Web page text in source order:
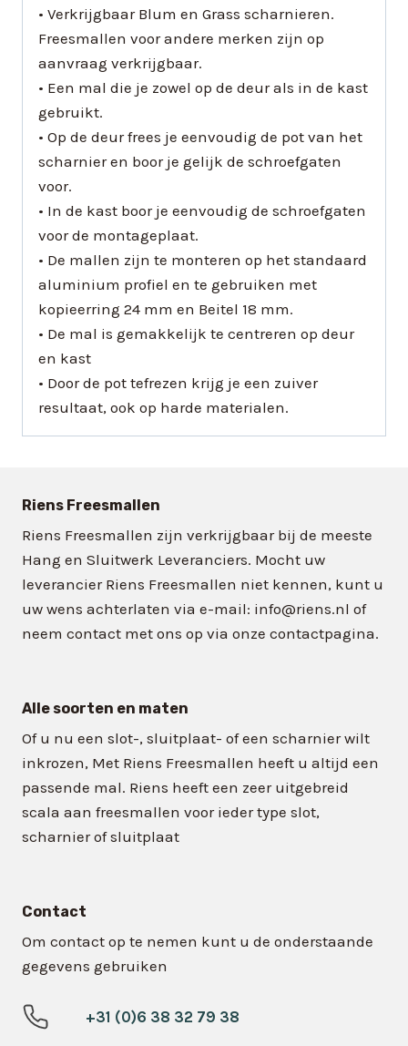
• Verkrijgbaar Blum en Grass scharnieren.
Freesmallen voor andere merken zijn op
aanvraag verkrijgbaar.
• Een mal die je zowel op de deur als in de kast
gebruikt.
• Op de deur frees je eenvoudig de pot van het
scharnier en boor je gelijk de schroefgaten
voor.
• In de kast boor je eenvoudig de schroefgaten
voor de montageplaat.
• De mallen zijn te monteren op het standaard
aluminium profiel en te gebruiken met
kopieerring 24 mm en Beitel 18 mm.
• De mal is gemakkelijk te centreren op deur
en kast
• Door de pot tefrezen krijg je een zuiver
resultaat, ook op harde materialen.
Riens Freesmallen
Riens Freesmallen zijn verkrijgbaar bij de meeste
Hang en Sluitwerk Leveranciers. Mocht uw
leverancier Riens Freesmallen niet kennen, kunt u
uw wens achterlaten via e-mail: info@riens.nl of
neem contact met ons op via onze contactpagina.
Alle soorten en maten
Of u nu een slot-, sluitplaat- of een scharnier wilt
inkrozen, Met Riens Freesmallen heeft u altijd een
passende mal. Riens heeft een zeer uitgebreid
scala aan freesmallen voor ieder type slot,
scharnier of sluitplaat
Contact
Om contact op te nemen kunt u de onderstaande
gegevens gebruiken
+31 (0)6 38 32 79 38